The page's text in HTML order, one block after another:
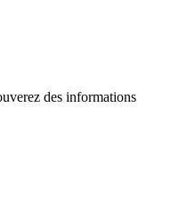
des informations